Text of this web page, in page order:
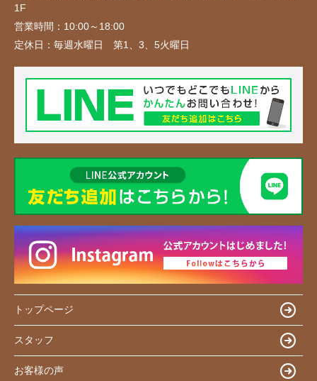
1F
営業時間： 10:00～18:00
定休日： 毎週水曜日 第1、3、5火曜日
トップページ
スタッフ
お客様の声